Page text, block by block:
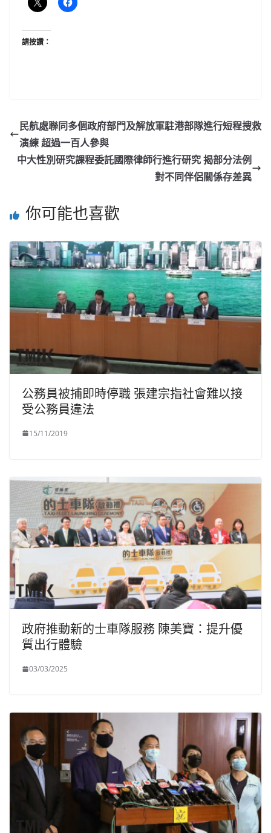
請按讚：
民航處聯同多個政府部門及解放軍駐港部隊進行短程搜救
演練 超過一百人參與
中大性別研究課程委託國際律師行進行研究 揭部分法例
對不同伴侶關係存差異
你可能也喜歡
公務員被捕即時停職 張建宗指社會難以接
受公務員違法
15/11/2019
政府推動新的士車隊服務 陳美寶：提升優
質出行體驗
03/03/2025